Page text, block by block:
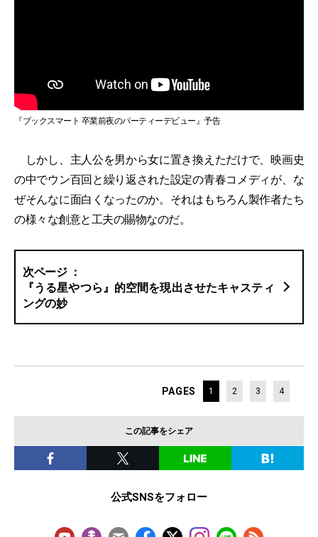
『ブックスマート 卒業前夜のパーティーデビュー』予告
しかし、主人公を男から女に置き換えただけで、映画史
の中でウン百回と繰り返された設定の青春コメディが、な
ぜそんなに面白くなったのか。それはもちろん製作者たち
の様々な創意と工夫の賜物なのだ。
『うる星やつら』的空間を現出させたキャスティ
ングの妙
PAGES 1 2 3 4
この記事をシェア
公式SNSをフォロー